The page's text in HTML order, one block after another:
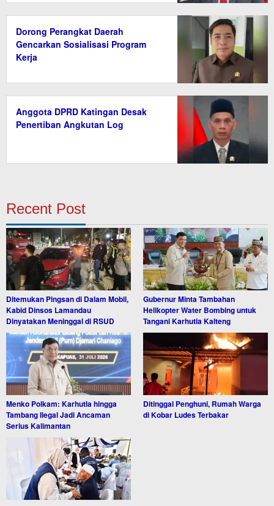
Dorong Perangkat Daerah
Gencarkan Sosialisasi Program
Kerja
Anggota DPRD Katingan Desak
Penertiban Angkutan Log
Recent Post
Ditemukan Pingsan di Dalam Mobil,
Kabid Dinsos Lamandau
Dinyatakan Meninggal di RSUD
Gubernur Minta Tambahan
Helikopter Water Bombing untuk
Tangani Karhutla Kalteng
Menko Polkam: Karhutla hingga
Tambang Ilegal Jadi Ancaman
Serius Kalimantan
Ditinggal Penghuni, Rumah Warga
di Kobar Ludes Terbakar